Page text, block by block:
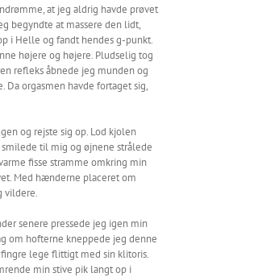
at jeg aldrig havde prøvet
begyndte at massere den lidt,
i Helle og fandt hendes g-punkt.
højere og højere. Pludselig tog
refleks åbnede jeg munden og
orgasmen havde fortaget sig,
og rejste sig op. Lod kjolen
til mig og øjnene strålede
fisse stramme omkring min
Med hænderne placeret om
vildere.
senere pressede jeg igen min
om hofterne kneppede jeg denne
lege flittigt med sin klitoris.
min stive pik langt op i